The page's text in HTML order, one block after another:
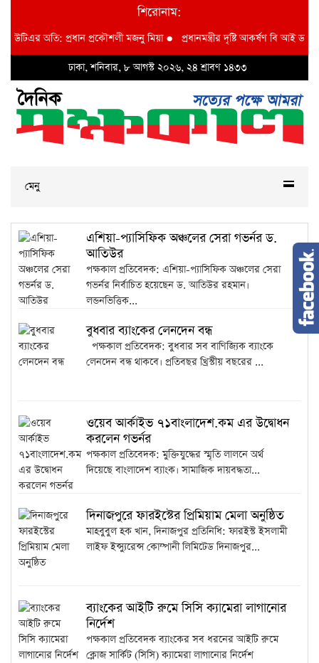
শিরোনাম:
অতি: প্রধান প্রকৌশলী মজনু মিয়া● প্রধানমন্ত্রীর দৃষ্টি আকর্ষণ বি আই
ঢাকা, শনিবার, ৮ আগস্ট ২০২৬, ২৪ শ্রাবণ ১৪৩৩
মেনু
এশিয়া-প্যাসিফিক অঞ্চলের সেরা গভর্নর ড.
আতিউর
পক্ষকাল প্রতিবেদক: এশিয়া-প্যাসিফিক অঞ্চলের সেরা
গভর্নর নির্বাচিত হয়েছেন ড. আতিউর রহমান।
লন্ডনভিত্তিক...
বুধবার ব্যাংকের লেনদেন বন্ধ
পক্ষকাল প্রতিবেদক: বুধবার সব বাণিজ্যিক ব্যাংকে
লেনদেন বন্ধ থাকবে। প্রতিবছর খ্রিস্টীয় বছরের ...
ওয়েব আর্কাইভ ৭১বাংলাদেশ.কম এর উদ্বোধন
করলেন গভর্নর
পক্ষকাল প্রতিবেদক: মুক্তিযুদ্ধের স্মৃতি লালনে অর্থ
দিয়েছে বাংলাদেশ ব্যাংক। সামাজিক দায়বদ্ধতা...
দিনাজপুরে ফারইস্টের প্রিমিয়াম মেলা অনুষ্ঠিত
মাহবুবুল হক খান, দিনাজপুর প্রতিনিধি: ফারইস্ট ইসলামী
লাইফ ইন্স্যুরেন্স কোম্পানী লিমিটেড দিনাজপুর...
ব্যাংকের আইটি রুমে সিসি ক্যামেরা লাগানোর
নির্দেশ
পক্ষকাল প্রতিবেদক ব্যাংকের সব ধরনের আইটি রুমে
ক্লোজ সার্কিট (সিসি) ক্যামেরা লাগানোর নির্দেশ